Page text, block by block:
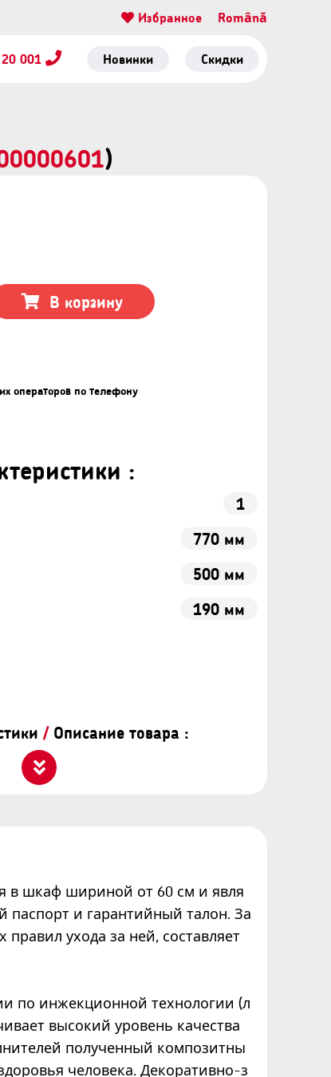
Избранное Română
001 Новинки Скидки
)
операторов по телефону
В корзину
:
1
770 мм
500 мм
190 мм
/Описание товара :
в шкаф шириной от 60 см и явля
паспорт и гарантийный талон. За
ухода за ней, составляет
по инжекционной технологии (л
высокий уровень качества
полученный композитны
человека. Декоративно-з